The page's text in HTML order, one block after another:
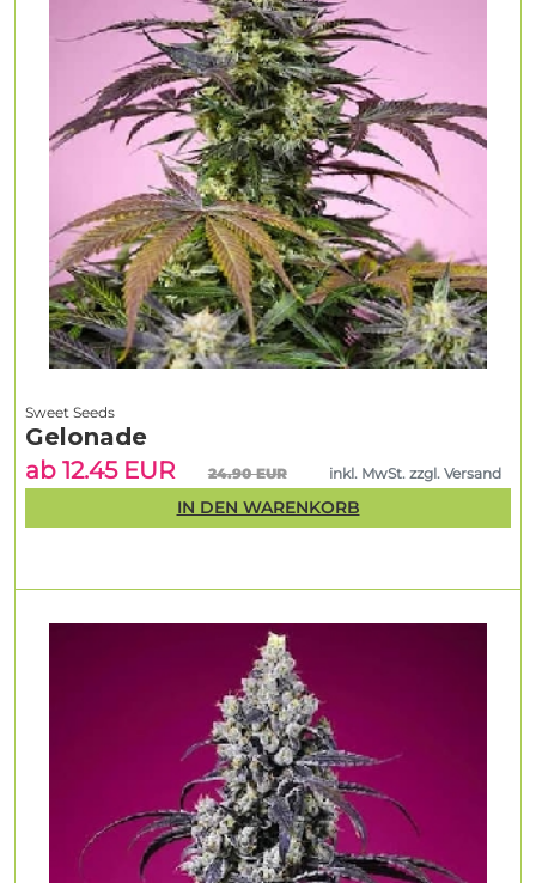
Sweet Seeds
Gelonade
ab 12.45 EUR
24.90 EUR inkl. MwSt. zzgl. Versand
IN DEN WARENKORB